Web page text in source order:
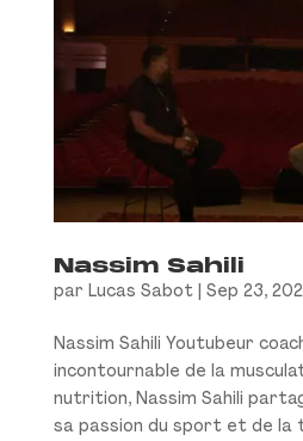
Nassim Sahili
par Lucas Sabot| Sep 23,
Nassim Sahili Youtubeur
incontournable de la
nutrition, Nassim Sahili
sa passion du sport et de la